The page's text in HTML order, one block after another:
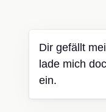
Dir gefällt
lade mich
ein.